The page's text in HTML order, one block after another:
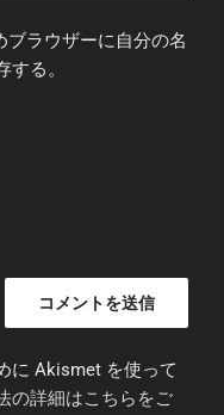
ブラウザーに自分の名
る。
に Akismet を使って
の詳細はこちらをご